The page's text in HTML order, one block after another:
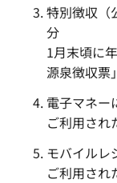
特別徴収（
分
1月末頃に
源泉徴収票」
電子マネー
ご利用され
モバイルレ
ご利用され